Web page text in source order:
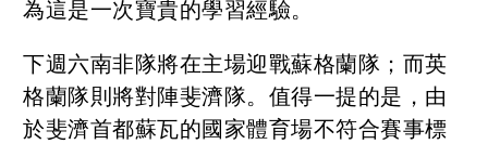
為這是一次寶貴的學習經驗。
下週六南非隊將在主場迎戰蘇格蘭隊；而英
格蘭隊則將對陣斐濟隊。值得一提的是，由
於斐濟首都蘇瓦的國家體育場不符合賽事標